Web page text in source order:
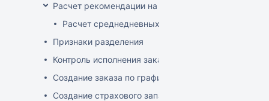
Расчет рекомендации на закупку
Расчет среднедневных продаж
Признаки разделения
Контроль исполнения заказов поставщиком
Создание заказа по графику
Создание страхового запаса